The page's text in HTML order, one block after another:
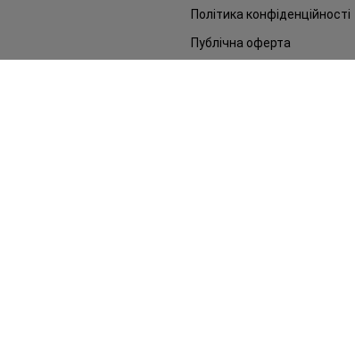
Політика конфіденційності
Публічна оферта